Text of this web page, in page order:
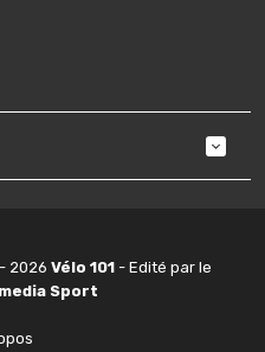
2026 Vélo 101 - Edité par le
Sport